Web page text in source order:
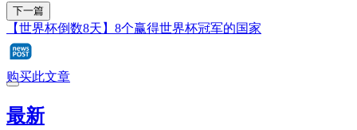
下一篇
【世界杯倒数8天】8个赢得世界杯冠军的国家
购买此文章
最新